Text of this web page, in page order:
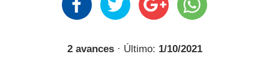
2 avances· Último: 1/10/2021